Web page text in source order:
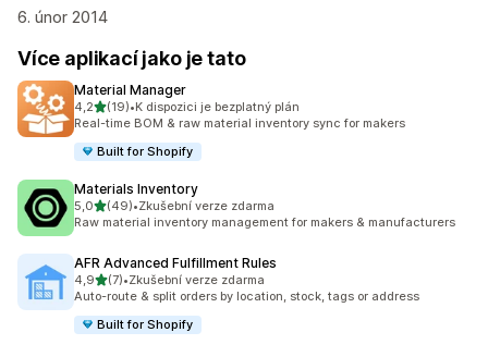
6. únor 2014
Více aplikací jako je tato
Material Manager
4,2z 5 hvězd
(19)
Celkový počet recenzí: 19
•K dispozici je bezplatný plán
Real-time BOM & raw material inventory sync for makers
Built for Shopify
Materials Inventory
5,0z 5 hvězd
(49)
Celkový počet recenzí: 49
•Zkušební verze zdarma
Raw material inventory management for makers & manufacturers
AFR Advanced Fulfillment Rules
4,9z 5 hvězd
(7)
Celkový počet recenzí: 7
•Zkušební verze zdarma
Auto-route & split orders by location, stock, tags or address
Built for Shopify